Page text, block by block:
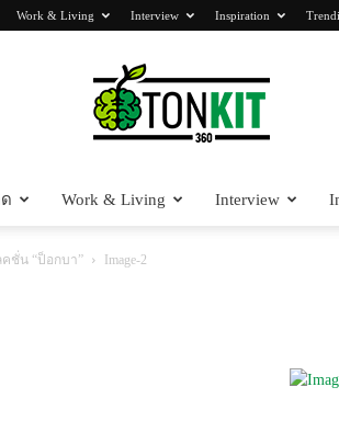
Work & Living Interview Inspiration
Work & Living Interview
คชั่น “ป็อกบา” Image-2